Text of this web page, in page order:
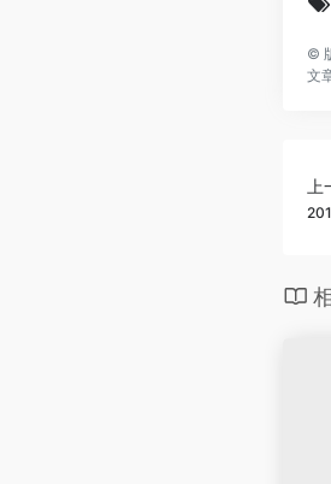
©
文